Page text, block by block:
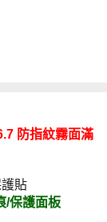
防指紋霧面滿
貼
/保護面板